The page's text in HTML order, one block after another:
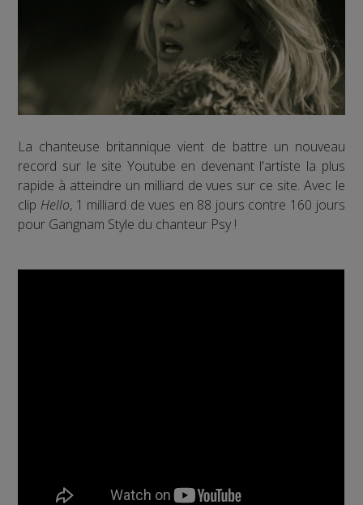
La chanteuse britannique vient de battre un nouveau
record sur le site Youtube en devenant l'artiste la plus
rapide à atteindre un milliard de vues sur ce site. Avec le
clip Hello, 1 milliard de vues en 88 jours contre 160 jours
pour Gangnam Style du chanteur Psy !